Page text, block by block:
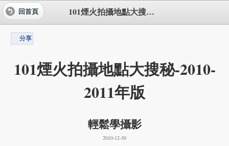
101煙火拍攝地點大搜秘-2010-2011年版
回首頁
分享
101煙火拍攝地點大搜秘-2010-
2011年版
輕鬆學攝影
2010-12-30